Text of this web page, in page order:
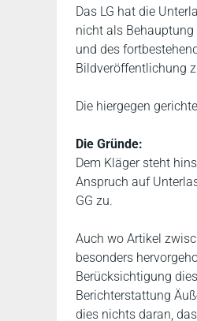
Das LG hat die
nicht als Behauptung
und des
Bildveröffentlichung
Die hiergegen
Die Gründe:
Dem Kläger steht
Anspruch auf
GG zu.
Auch wo Artikel
besonders
Berücksichtigung
Berichterstattung
dies nichts daran,